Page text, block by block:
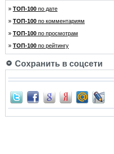
» ТОП-100 по дате
» ТОП-100 по комментариям
» ТОП-100 по просмотрам
» ТОП-100 по рейтингу
Сохранить в соцсети